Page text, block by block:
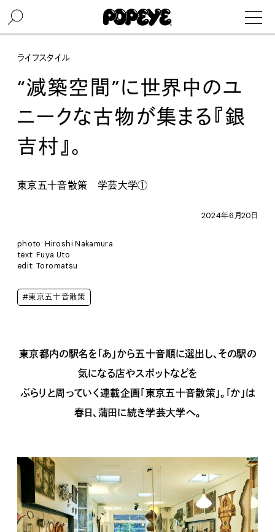
ライフスタイル
“減築空間”に世界中のユ
ニークな古物が集まる『銀
吉村』。
東京五十音散策 学芸大学①
2024年6月20日
photo: Hiroshi Nakamura
text: Fuya Uto
edit: Toromatsu
#東京五十音散策
東京都内の駅名を「あ」から五十音順に選出し、その駅の
気になる店やスポットなどを
ぶらりと周っていく連載企画「東京五十音散策」。「か」は
春日、蒲田に続き学芸大学へ。